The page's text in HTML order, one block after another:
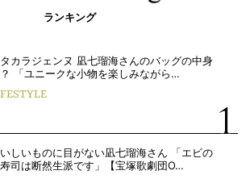
ランキング
カラジェンヌ 凪七瑠海さんのバッグの中身
「ユニークな小物を楽しみながら…
しいものに目がない凪七瑠海さん 「エビの
司は断然生派です」【宝塚歌劇団O…